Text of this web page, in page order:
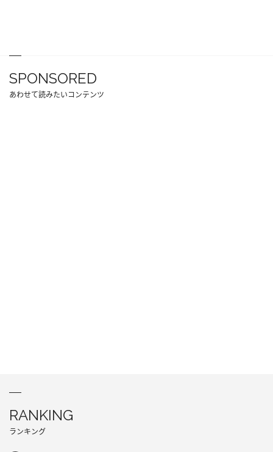
SPONSORED
あわせて読みたいコンテンツ
RANKING
ランキング